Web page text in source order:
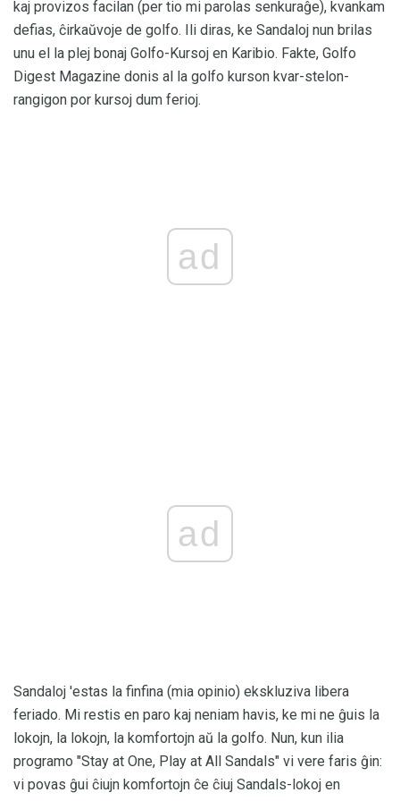
kaj provizos facilan (per tio mi parolas senkuraĝe), kvankam
defias, ĉirkaŭvoje de golfo. Ili diras, ke Sandaloj nun brilas
unu el la plej bonaj Golfo-Kursoj en Karibio. Fakte, Golfo
Digest Magazine donis al la golfo kurson kvar-stelon-
rangigon por kursoj dum ferioj.
ad
ad
Sandaloj 'estas la finfina (mia opinio) ekskluziva libera
feriado. Mi restis en paro kaj neniam havis, ke mi ne ĝuis la
lokojn, la lokojn, la komfortojn aŭ la golfo. Nun, kun ilia
programo "Stay at One, Play at All Sandals" vi vere faris ĝin:
vi povas ĝui ĉiujn komfortojn ĉe ĉiuj Sandals-lokoj en